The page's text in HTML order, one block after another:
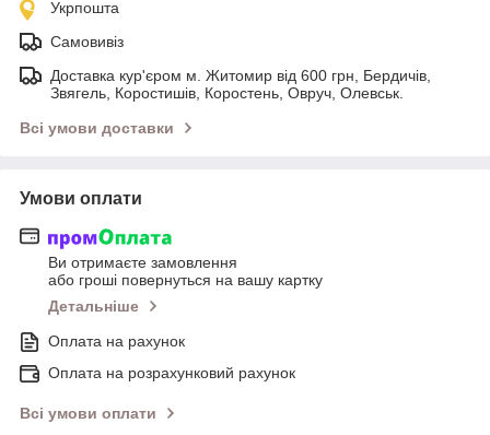
Укрпошта
Самовивіз
Доставка кур'єром м. Житомир від 600 грн, Бердичів,
Звягель, Коростишів, Коростень, Овруч, Олевськ.
Всі умови доставки
Умови оплати
Ви отримаєте замовлення
або гроші повернуться на вашу картку
Детальніше
Оплата на рахунок
Оплата на розрахунковий рахунок
Всі умови оплати